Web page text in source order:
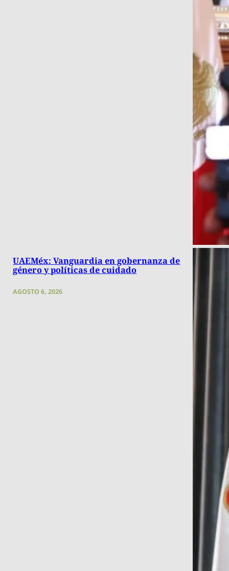
UAEMéx: Vanguardia en gobernanza de
género y políticas de cuidado
AGOSTO 6, 2026